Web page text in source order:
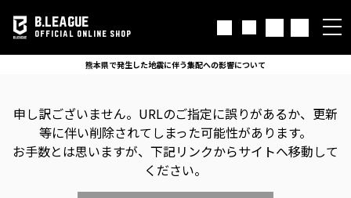
B.LEAGUE
OFFICIAL ONLINE SHOP
熊本県で発生した地震に伴う集配への影響について
申し訳ございません。 URLのご指定に誤りがあるか、更新
等に伴い削除されてしまった可能性があります。
お手数とは思いますが、下記リンクからサイトへ移動して
ください。